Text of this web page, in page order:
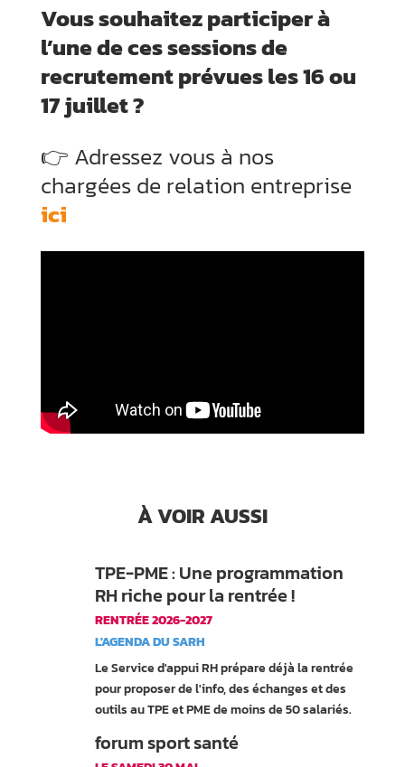
Vous souhaitez participer à
l’une de ces sessions de
recrutement prévues les 16 ou
17 juillet ?
👉 Adressez vous à nos
chargées de relation entreprise
ici
À VOIR AUSSI
TPE-PME : Une programmation
RH riche pour la rentrée !
RENTRÉE 2026-2027
L'AGENDA DU SARH
Le Service d'appui RH prépare déjà la rentrée
pour proposer de l'info, des échanges et des
outils au TPE et PME de moins de 50 salariés.
forum sport santé